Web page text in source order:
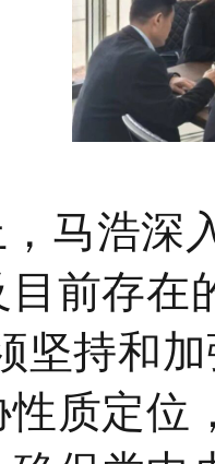
马浩深
目前存在
坚持和
质定位